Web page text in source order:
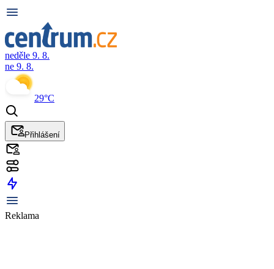
neděle 9. 8.
ne 9. 8.
29°C
Přihlášení
Reklama